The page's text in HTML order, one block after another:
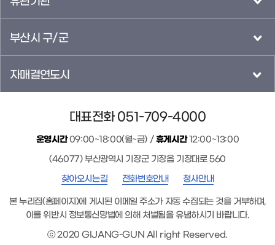
부산시 구/군
자매결연도시
대표전화 051-709-4000
운영시간09:00~18:00(월~금) /휴게시간12:00~13:00
(46077) 부산광역시 기장군 기장읍 기장대로 560
찾아오시는길
전화번호안내 청사안내
본 누리집(홈페이지)에 게시된 이메일 주소가 자동 수집되는 것을 거부하며,
이를 위반시 정보통신망법에 의해 처벌됨을 유념하시기 바랍니다.
ⓒ 2020 GIJANG-GUN All right Reserved.